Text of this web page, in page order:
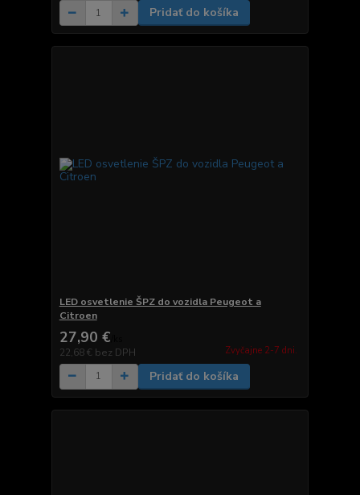
Pridať do košíka
LED osvetlenie ŠPZ do vozidla Peugeot a
Citroen
27,90 €
22,68 € bez DPH Zvyčajne 2-7 dni.
Pridať do košíka